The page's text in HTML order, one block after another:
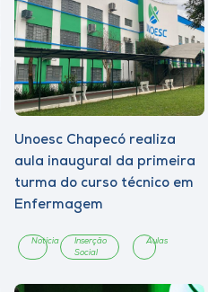
Unoesc Chapecó realiza
aula inaugural da primeira
turma do curso técnico em
Enfermagem
Notícia
Inserção
Social
Aulas